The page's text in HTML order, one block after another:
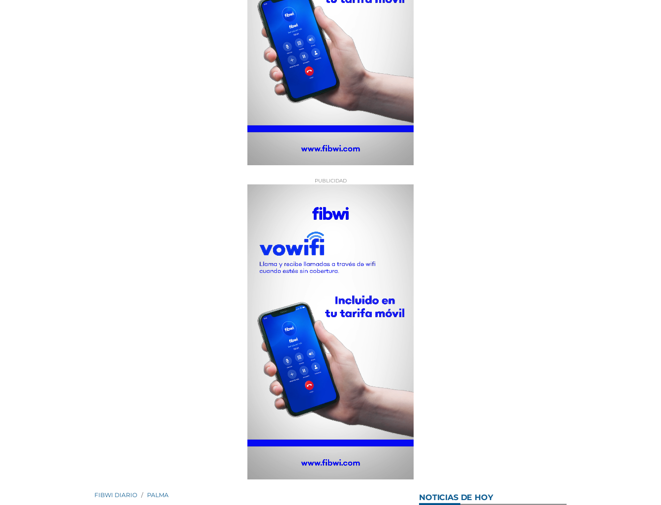
FIBWI DIARIO PALMA NOTICIAS DE HOY